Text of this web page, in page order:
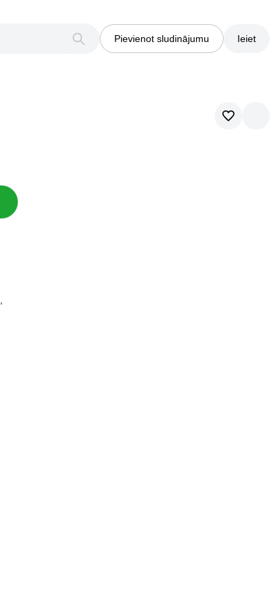
Pievienot sludinājumu Ieiet